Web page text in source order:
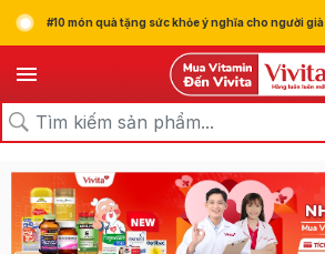
#10 món quà tặng sức khỏe ý nghĩa cho người già